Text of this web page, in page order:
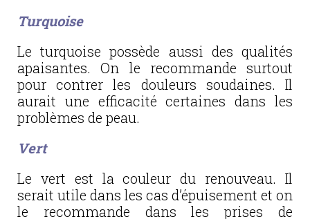
Turquoise
Le turquoise possède aussi des qualités
apaisantes. On le recommande surtout
pour contrer les douleurs soudaines. Il
aurait une efficacité certaines dans les
problèmes de peau.
Vert
Le vert est la couleur du renouveau. Il
serait utile dans les cas d’épuisement et on
le recommande dans les prises de